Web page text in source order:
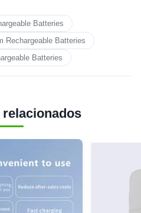
Batteries
Rechargeable Batteries
Batteries